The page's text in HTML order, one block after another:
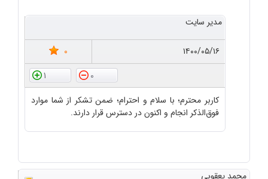
مدیر سایت
۱۴۰۰/۰۵/۱۶
0
0
1
کاربر محترم؛ با سلام و احترام؛ ضمن تشکر از شما موارد
فوق‌الذکر انجام و اکنون در دسترس قرار دارند.
محمد یعقوبی